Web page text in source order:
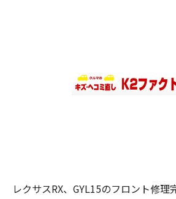
レクサスRX、GYL15のフロント修理